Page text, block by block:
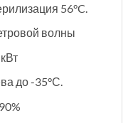
56°C.
волны
до -35°С.